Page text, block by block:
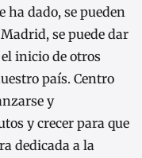
ha dado, se pueden
se puede dar
inicio de otros
país. Centro
y
y crecer para que
dedicada a la